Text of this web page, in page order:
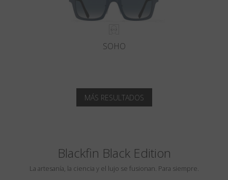
SOHO
MÁS RESULTADOS
Blackfin Black Edition
La artesanía, la ciencia y el lujo se fusionan. Para siempre.